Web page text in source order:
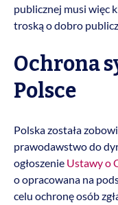
publicznej musi więc
troską o dobro
Ochrona
Polsce
Polska została
prawodawstwo do
ogłoszenie Ustawy o
o opracowana na
celu ochronę osób